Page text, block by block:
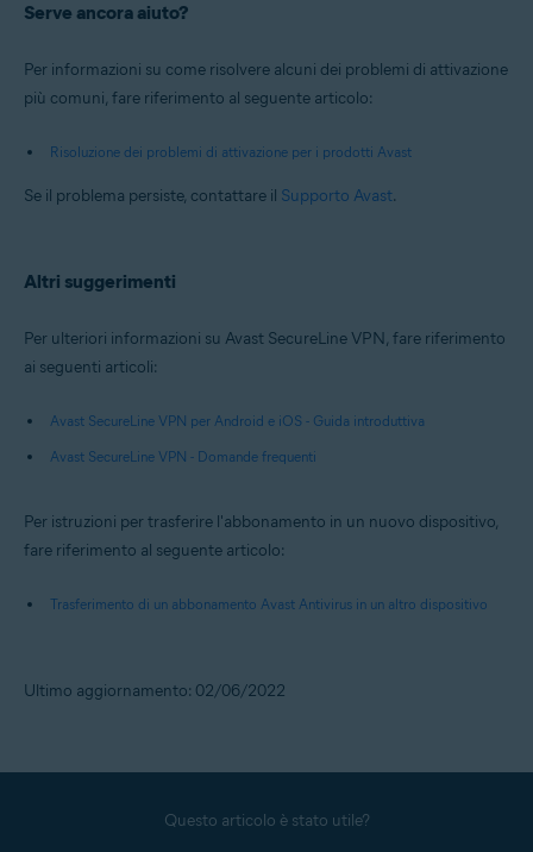
Serve ancora aiuto?
Per informazioni su come risolvere alcuni dei problemi di attivazione
più comuni, fare riferimento al seguente articolo:
Risoluzione dei problemi di attivazione per i prodotti Avast
Se il problema persiste, contattare il Supporto Avast.
Altri suggerimenti
Per ulteriori informazioni su Avast SecureLine VPN, fare riferimento
ai seguenti articoli:
Avast SecureLine VPN per Android e iOS - Guida introduttiva
Avast SecureLine VPN - Domande frequenti
Per istruzioni per trasferire l'abbonamento in un nuovo dispositivo,
fare riferimento al seguente articolo:
Trasferimento di un abbonamento Avast Antivirus in un altro dispositivo
Ultimo aggiornamento: 02/06/2022
Questo articolo è stato utile?